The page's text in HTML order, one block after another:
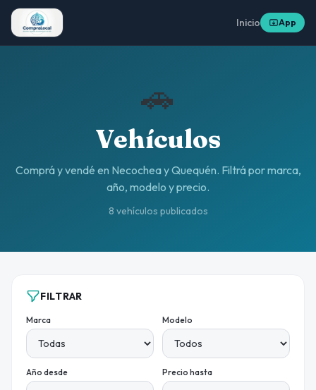
Inicio App
🚗
Vehículos
Comprá y vendé en Necochea y Quequén. Filtrá por marca,
año, modelo y precio.
8 vehículos publicados
FILTRAR
Marca Modelo
Año desde Precio hasta